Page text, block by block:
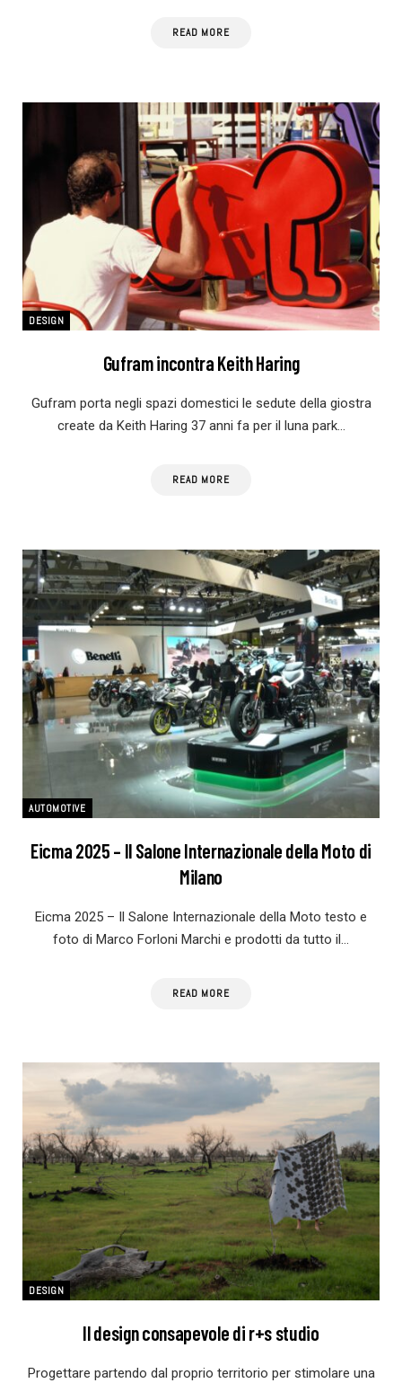
READ MORE
DESIGN
Gufram incontra Keith Haring
Gufram porta negli spazi domestici le sedute della giostra
create da Keith Haring 37 anni fa per il luna park…
READ MORE
AUTOMOTIVE
Eicma 2025 – Il Salone Internazionale della Moto di
Milano
Eicma 2025 – Il Salone Internazionale della Moto testo e
foto di Marco Forloni Marchi e prodotti da tutto il…
READ MORE
DESIGN
Il design consapevole di r+s studio
Progettare partendo dal proprio territorio per stimolare una